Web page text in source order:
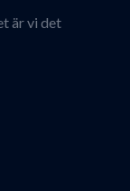
är vi det